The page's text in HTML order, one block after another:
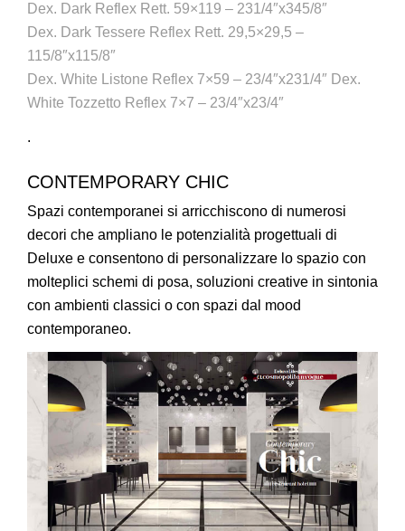
Dex. Dark Reflex Rett. 59×119 – 231/4″x345/8″
Dex. Dark Tessere Reflex Rett. 29,5×29,5 –
115/8″x115/8″
Dex. White Listone Reflex 7×59 – 23/4″x231/4″ Dex.
White Tozzetto Reflex 7×7 – 23/4″x23/4″
.
CONTEMPORARY CHIC
Spazi contemporanei si arricchiscono di numerosi
decori che ampliano le potenzialità progettuali di
Deluxe e consentono di personalizzare lo spazio con
molteplici schemi di posa, soluzioni creative in sintonia
con ambienti classici o con spazi dal mood
contemporaneo.